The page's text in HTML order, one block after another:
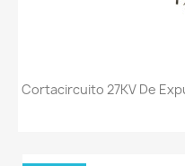
Cortacircuito 27KV De